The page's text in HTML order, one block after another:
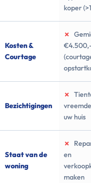
koper
Kosten &
Courtage
✗
Bezichtigingen
✗
uw huis
Staat van de
woning
✗
en
maken